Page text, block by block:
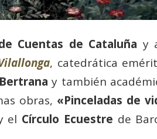
Cuentas de Cataluña y
, catedrática
y también
obras, «Pinceladas de
el Círculo Ecuestre de